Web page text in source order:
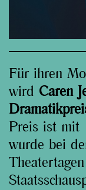
Für ihren
wird Caren
Preis ist mit
wurde bei